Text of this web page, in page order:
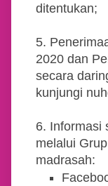
ditentukan;
5.
2020 dan
secara
kunjungi
6. Informasi
melalui
madrasah: